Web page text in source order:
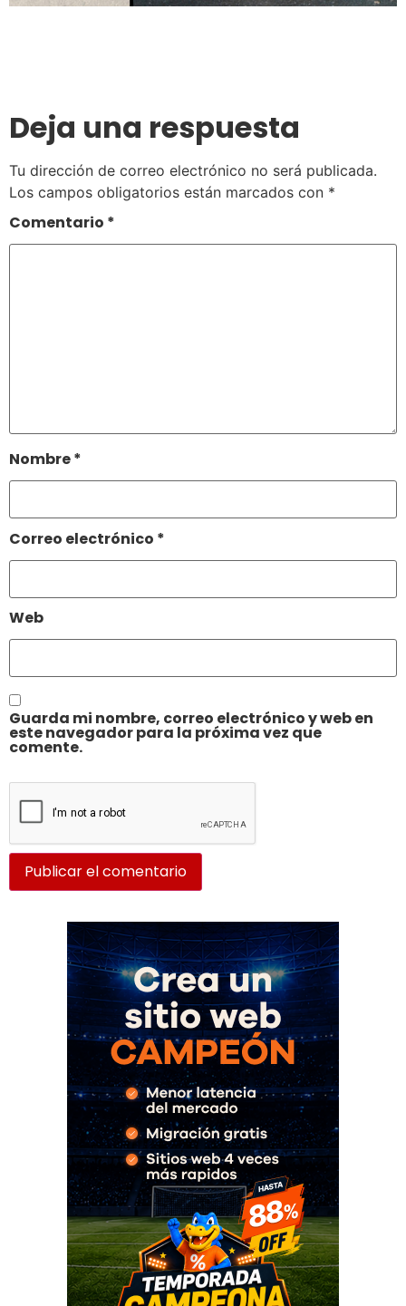
Deja una respuesta
Tu dirección de correo electrónico no será publicada.
Los campos obligatorios están marcados con *
Comentario *
Nombre*
Correo electrónico *
Web
Guarda mi nombre, correo electrónico y web en
este navegador para la próxima vez que
comente.